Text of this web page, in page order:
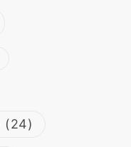
(24)